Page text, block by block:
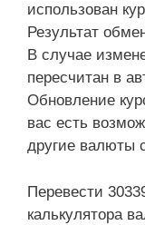
использован
Результат
В случае
пересчитан в
Обновление
вас есть
другие валюты
Перевести
калькулятора